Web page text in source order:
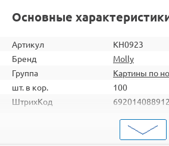
Основные
Артикул
KH0923
Бренд
Molly
Группа
Картины по
шт. в кор.
100
ШтрихКод
Животные